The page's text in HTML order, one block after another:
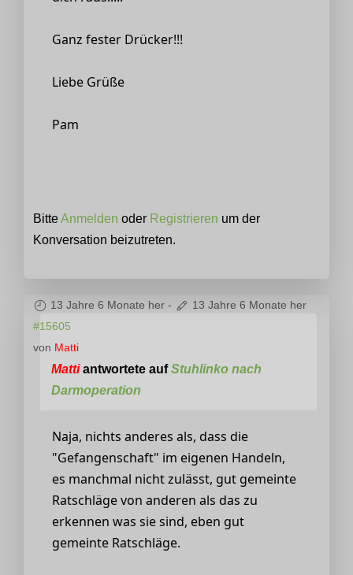
Ganz fester Drücker!!!
Liebe Grüße
Pam
BitteAnmelden oder Registrieren um der
Konversation beizutreten.
13 Jahre 6 Monate her -
13 Jahre 6 Monate her
#15605
von Matti
Mattiantwortete aufStuhlinko nach
Darmoperation
Naja, nichts anderes als, dass die
"Gefangenschaft" im eigenen Handeln,
es manchmal nicht zulässt, gut gemeinte
Ratschläge von anderen als das zu
erkennen was sie sind, eben gut
gemeinte Ratschläge.